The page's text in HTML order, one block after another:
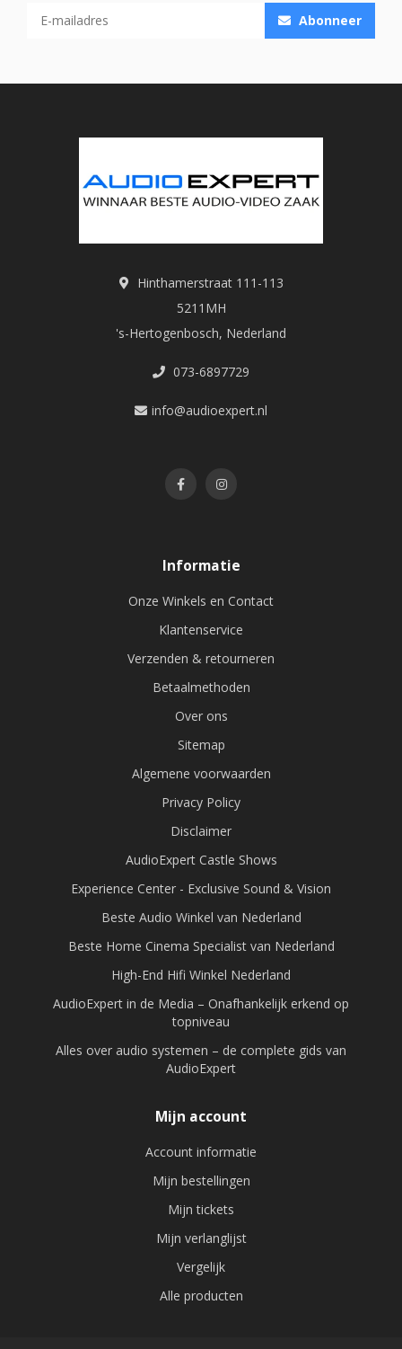
Abonneer
Hinthamerstraat 111-113
5211MH
's-Hertogenbosch, Nederland
073-6897729
info@audioexpert.nl
Informatie
Onze Winkels en Contact
Klantenservice
Verzenden & retourneren
Betaalmethoden
Over ons
Sitemap
Algemene voorwaarden
Privacy Policy
Disclaimer
AudioExpert Castle Shows
Experience Center - Exclusive Sound & Vision
Beste Audio Winkel van Nederland
Beste Home Cinema Specialist van Nederland
High-End Hifi Winkel Nederland
AudioExpert in de Media – Onafhankelijk erkend op
topniveau
Alles over audio systemen – de complete gids van
AudioExpert
Mijn account
Account informatie
Mijn bestellingen
Mijn tickets
Mijn verlanglijst
Vergelijk
Alle producten